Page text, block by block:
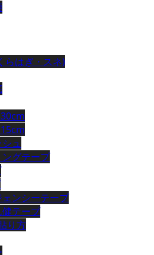
らはぎ・スネ)
ュ
ングテープ
ンシーテープ
テープ
り方